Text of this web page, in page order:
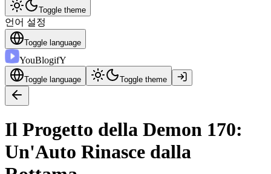
Toggle theme
언어 설정
Toggle language
YouBlogifY
Toggle language Toggle theme
Il Progetto della Demon 170:
Un'Auto Rinasce dalla